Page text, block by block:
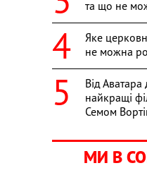
та що не
Яке
не можна
Від
найкращі
Семом
МИ В